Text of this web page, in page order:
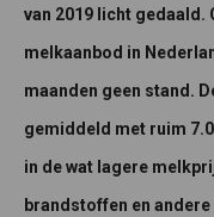
van 2019 licht gedaald.
melkaanbod in
maanden geen stand.
gemiddeld met ruim
in de wat lagere
brandstoffen en